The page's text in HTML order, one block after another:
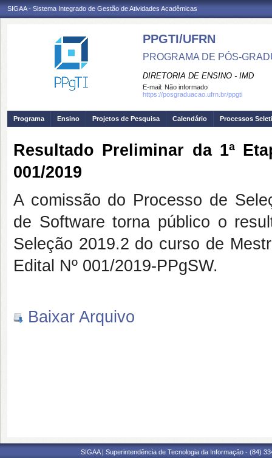
SIGAA - Sistema Integrado de Gestão de Atividades Acadêmicas
PPGTI/UFRN
PROGRAMA DE PÓS-
DIRETORIA DE ENSINO - IMD
E-mail: Não informado
https://posgraduacao.ufrn.br/ppgti
Programa Ensino Projetos de Pesquisa Calendário Processos
Resultado Preliminar da 1ª
001/2019
A comissão do Processo de
de Software torna público o
Seleção 2019.2 do curso de
Edital Nº 001/2019-PPgSW.
Baixar Arquivo
SIGAA | Superintendência de Tecnologia da Informação - (84)